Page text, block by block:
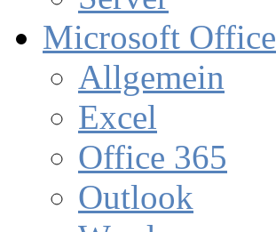
Microsoft Office
Allgemein
Excel
Office 365
Outlook